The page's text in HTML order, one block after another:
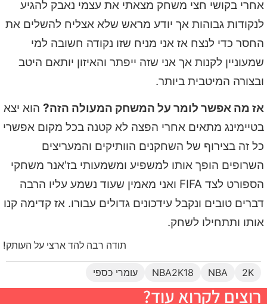
אחרי בקושי חצי משחק מצאתי את עצמי נאבק להגיע
לנקודות גבוהות אך יודע מראש שלא אצליח להשלים את
החסר כדי לנצח אז אני מניח שזו נקודה חשובה למי
שמעוניין לקנות אך אני שזה ייפתר והאיזון יותאם היטב
ובצורה המיטבית ביותר.
אז מה אפשר לומר על המשחק המעולה הזה? הוא יצא
בטיימינג מתאים אחרי הפצה לא קטנה בכל מקום אפשרי
כל זה בצירוף של השחקנים הוותיקים והמעריצים
השרופים הופך אותו למשפיע ומשמעותי בז'אנר משחקי
הספורט לצד FIFA ואני מאמין שעוד נשמע עליו הרבה
דברים טובים ונקבל עידכונים גדולים עבורו. אז קדימה קנו
אותו ותתחילו לשחק.
תודה רבה להד ארצי על העותק!
2K
NBA
NBA2K18 עומרי כספי
רוצים לקרוא עוד?